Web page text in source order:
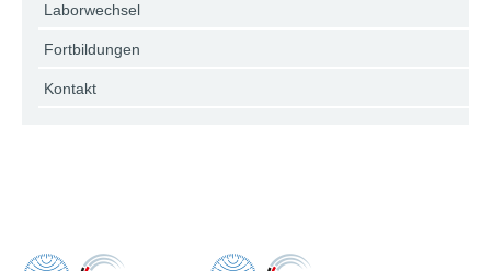
Laborwechsel
Fortbildungen
Kontakt